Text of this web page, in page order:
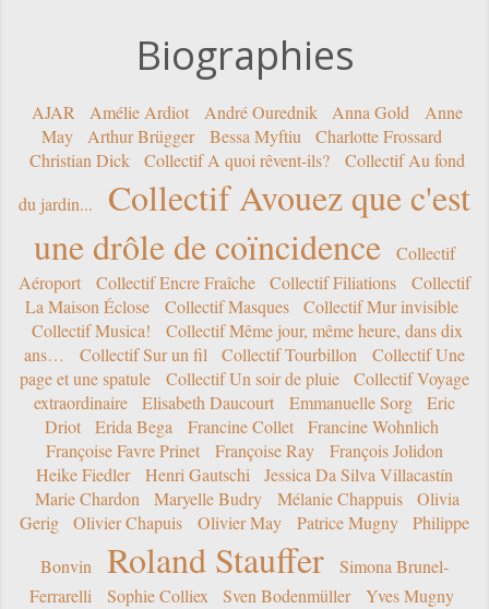
Biographies
AJAR Amélie Ardiot André Ourednik Anna Gold
Anne
May
Arthur Brügger Bessa Myftiu
Charlotte Frossard
Christian Dick
Collectif A quoi rêvent-ils?
Collectif Au fond
du jardin...
Collectif Avouez que c'est
une drôle de coïncidence
Collectif
Aéroport
Collectif Encre Fraîche Collectif Filiations
Collectif
La Maison Éclose
Collectif Masques
Collectif Mur invisible
Collectif Musica!
Collectif Même jour, même heure, dans dix
ans…
Collectif Sur un fil Collectif Tourbillon
Collectif Une
page et une spatule
Collectif Un soir de pluie
Collectif Voyage
extraordinaire
Elisabeth Daucourt Emmanuelle Sorg
Eric
Driot
Erida Bega Francine Collet
Francine Wohnlich
Françoise Favre Prinet
Françoise Ray
François Jolidon
Heike Fiedler
Henri Gautschi
Jessica Da Silva Villacastín
Marie Chardon
Maryelle Budry Mélanie Chappuis
Olivia
Gerig
Olivier Chapuis Olivier May Patrice Mugny
Philippe
Bonvin
Roland Stauffer
Simona Brunel-
Ferrarelli
Sophie Colliex Sven Bodenmüller Yves Mugny